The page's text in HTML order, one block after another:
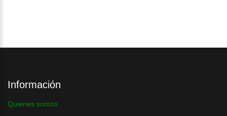
Información
Quiénes somos